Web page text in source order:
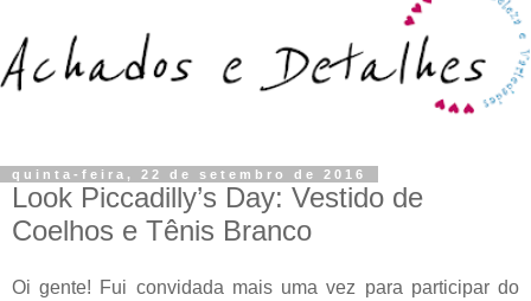
quinta-feira, 22 de setembro de 2016
Look Piccadilly’s Day: Vestido de
Coelhos e Tênis Branco
Oi gente! Fui convidada mais uma vez para participar do